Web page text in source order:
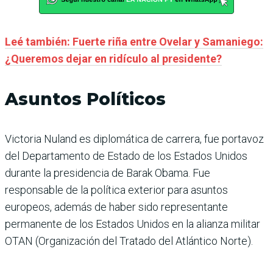
Leé también: Fuerte riña entre Ovelar y Samaniego:
¿Queremos dejar en ridículo al presidente?
Asuntos Políticos
Victoria Nuland es diplomática de carrera, fue portavoz
del Departamento de Estado de los Estados Unidos
durante la presidencia de Barak Obama. Fue
responsable de la política exterior para asuntos
europeos, además de haber sido representante
permanente de los Estados Unidos en la alianza militar
OTAN (Organización del Tratado del Atlántico Norte).